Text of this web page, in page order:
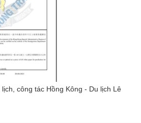
công tác Hồng Kông - Du lịch Lê